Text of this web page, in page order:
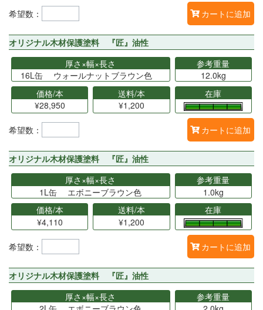
希望数： カートに追加
オリジナル木材保護塗料 『匠』油性
厚さ×幅×長さ
16L缶 ウォールナットブラウン色
参考重量
12.0kg
価格/本
¥28,950
送料/本
¥1,200
在庫
希望数： カートに追加
オリジナル木材保護塗料 『匠』油性
厚さ×幅×長さ
1L缶 エボニーブラウン色
参考重量
1.0kg
価格/本
¥4,110
送料/本
¥1,200
在庫
希望数： カートに追加
オリジナル木材保護塗料 『匠』油性
厚さ×幅×長さ
参考重量